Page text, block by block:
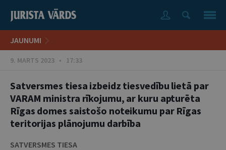
JAUNUMI
9. MARTS 2023 • 17:33
Satversmes tiesa izbeidz tiesvedību lietā par
VARAM ministra rīkojumu, ar kuru apturēta
Rīgas domes saistošo noteikumu par Rīgas
teritorijas plānojumu darbība
SATVERSMES TIESA